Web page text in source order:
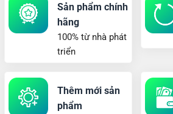
Sản phẩm chính
hãng
100% từ nhà phát
triển
Thêm mới sản
phẩm